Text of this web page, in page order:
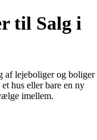
til Salg i
af lejeboliger og boliger
hus eller bare en ny
imellem.